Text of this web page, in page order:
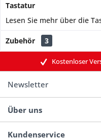
Tastatur
Lesen Sie mehr über die
Zubehör 3
Kostenloser
Newsletter
Über uns
Kundenservice